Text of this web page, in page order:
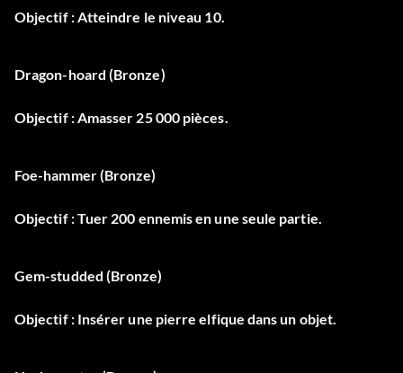
Objectif : Atteindre le niveau 10.
Dragon-hoard (Bronze)
Objectif : Amasser 25 000 pièces.
Foe-hammer (Bronze)
Objectif : Tuer 200 ennemis en une seule partie.
Gem-studded (Bronze)
Objectif : Insérer une pierre elfique dans un objet.